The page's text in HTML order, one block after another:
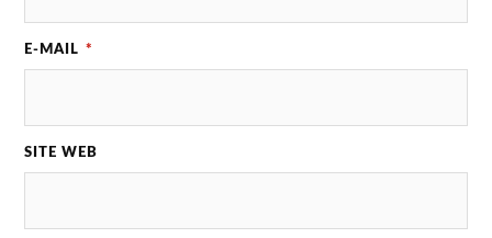
E-MAIL *
SITE WEB